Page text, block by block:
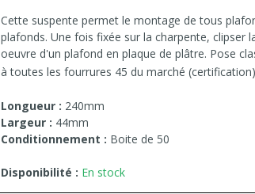
Cette suspente permet le montage de tous
plafonds. Une fois fixée sur la charpente, clipser
oeuvre d'un plafond en plaque de plâtre. Pose
à toutes les fourrures 45 du marché (certification)
Longueur : 240mm
Largeur : 44mm
Conditionnement : Boite de 50
Disponibilité : En stock